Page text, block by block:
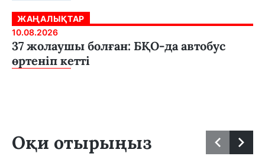
ЖАҢАЛЫҚТАР
10.08.2026
37 жолаушы болған: БҚО-да автобус
өртеніп кетті
Оқи отырыңыз